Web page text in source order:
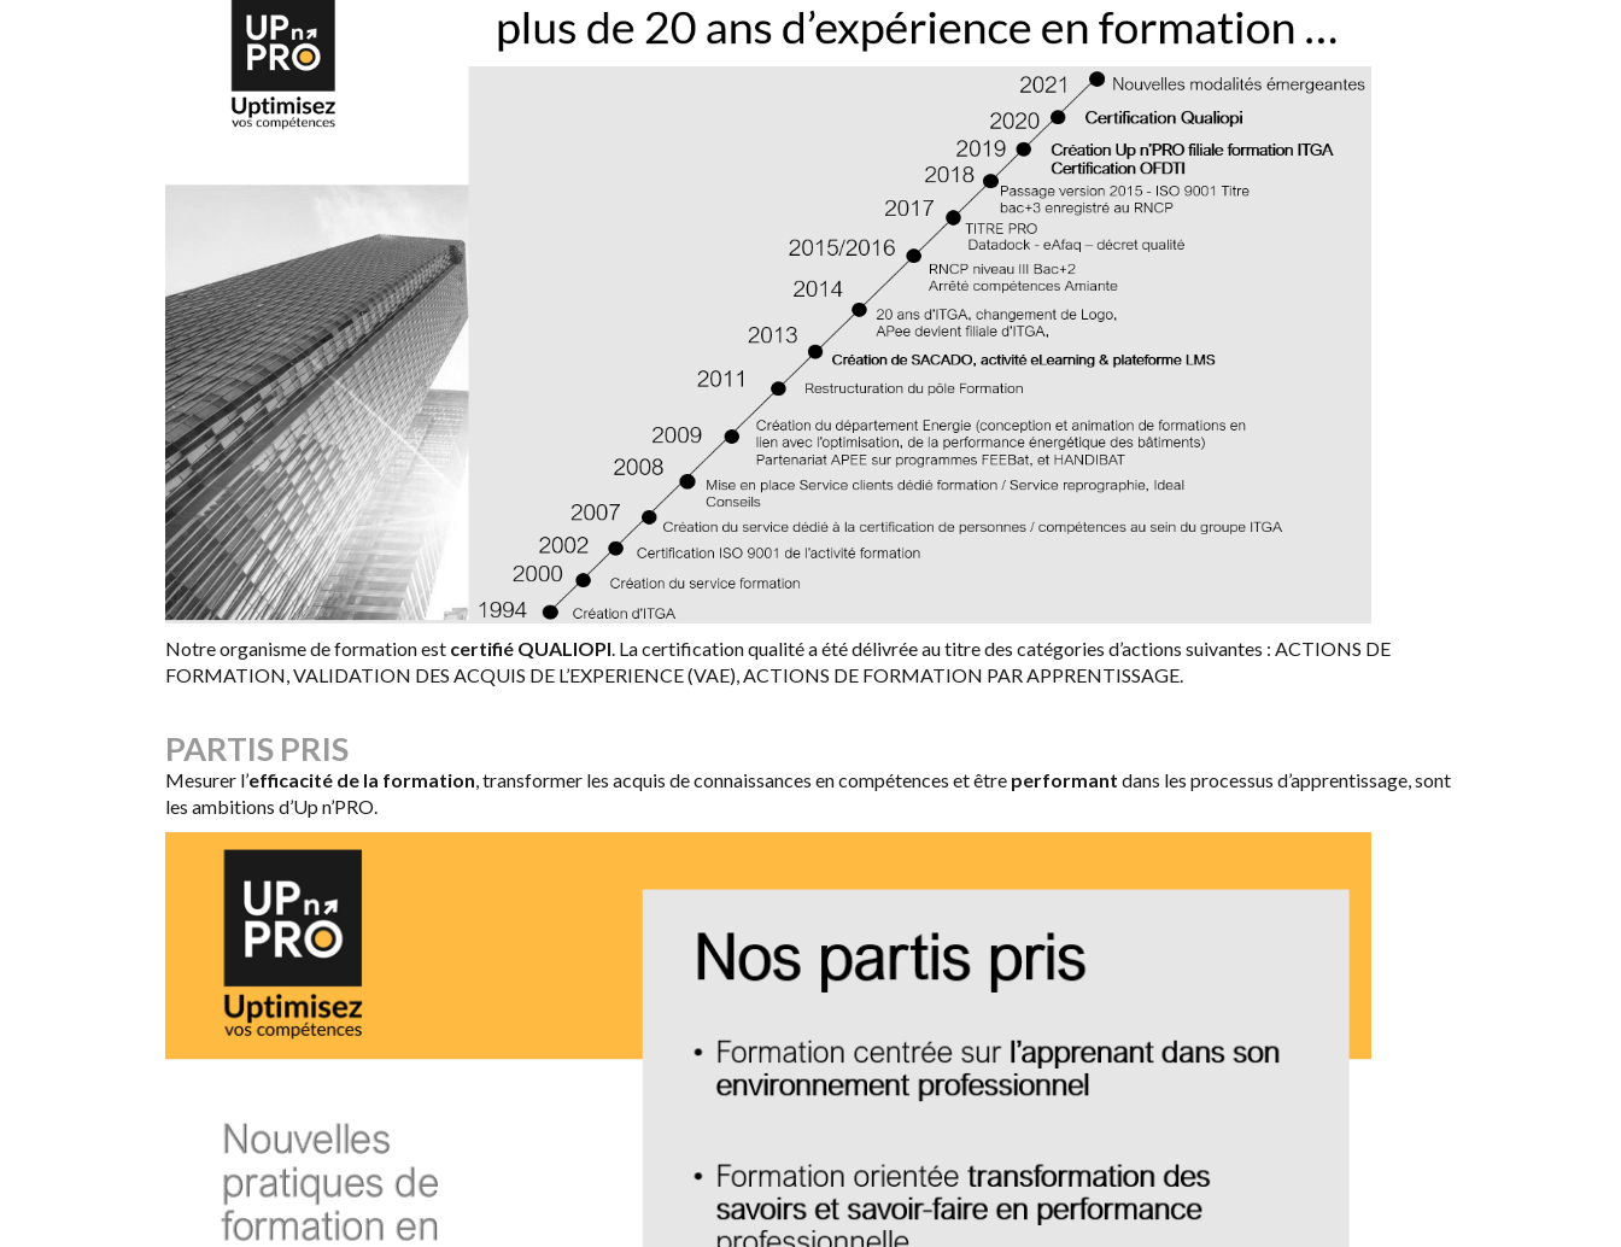
Notre organisme de formation est certifié QUALIOPI. La certification qualité a été délivrée au titre des catégories d’actions suivantes : ACTIONS DE
FORMATION, VALIDATION DES ACQUIS DE L’EXPERIENCE (VAE), ACTIONS DE FORMATION PAR APPRENTISSAGE.
PARTIS PRIS
Mesurer l’efficacité de la formation, transformer les acquis de connaissances en compétences et être performant dans les processus d’apprentissage, sont
les ambitions d’Up n’PRO.